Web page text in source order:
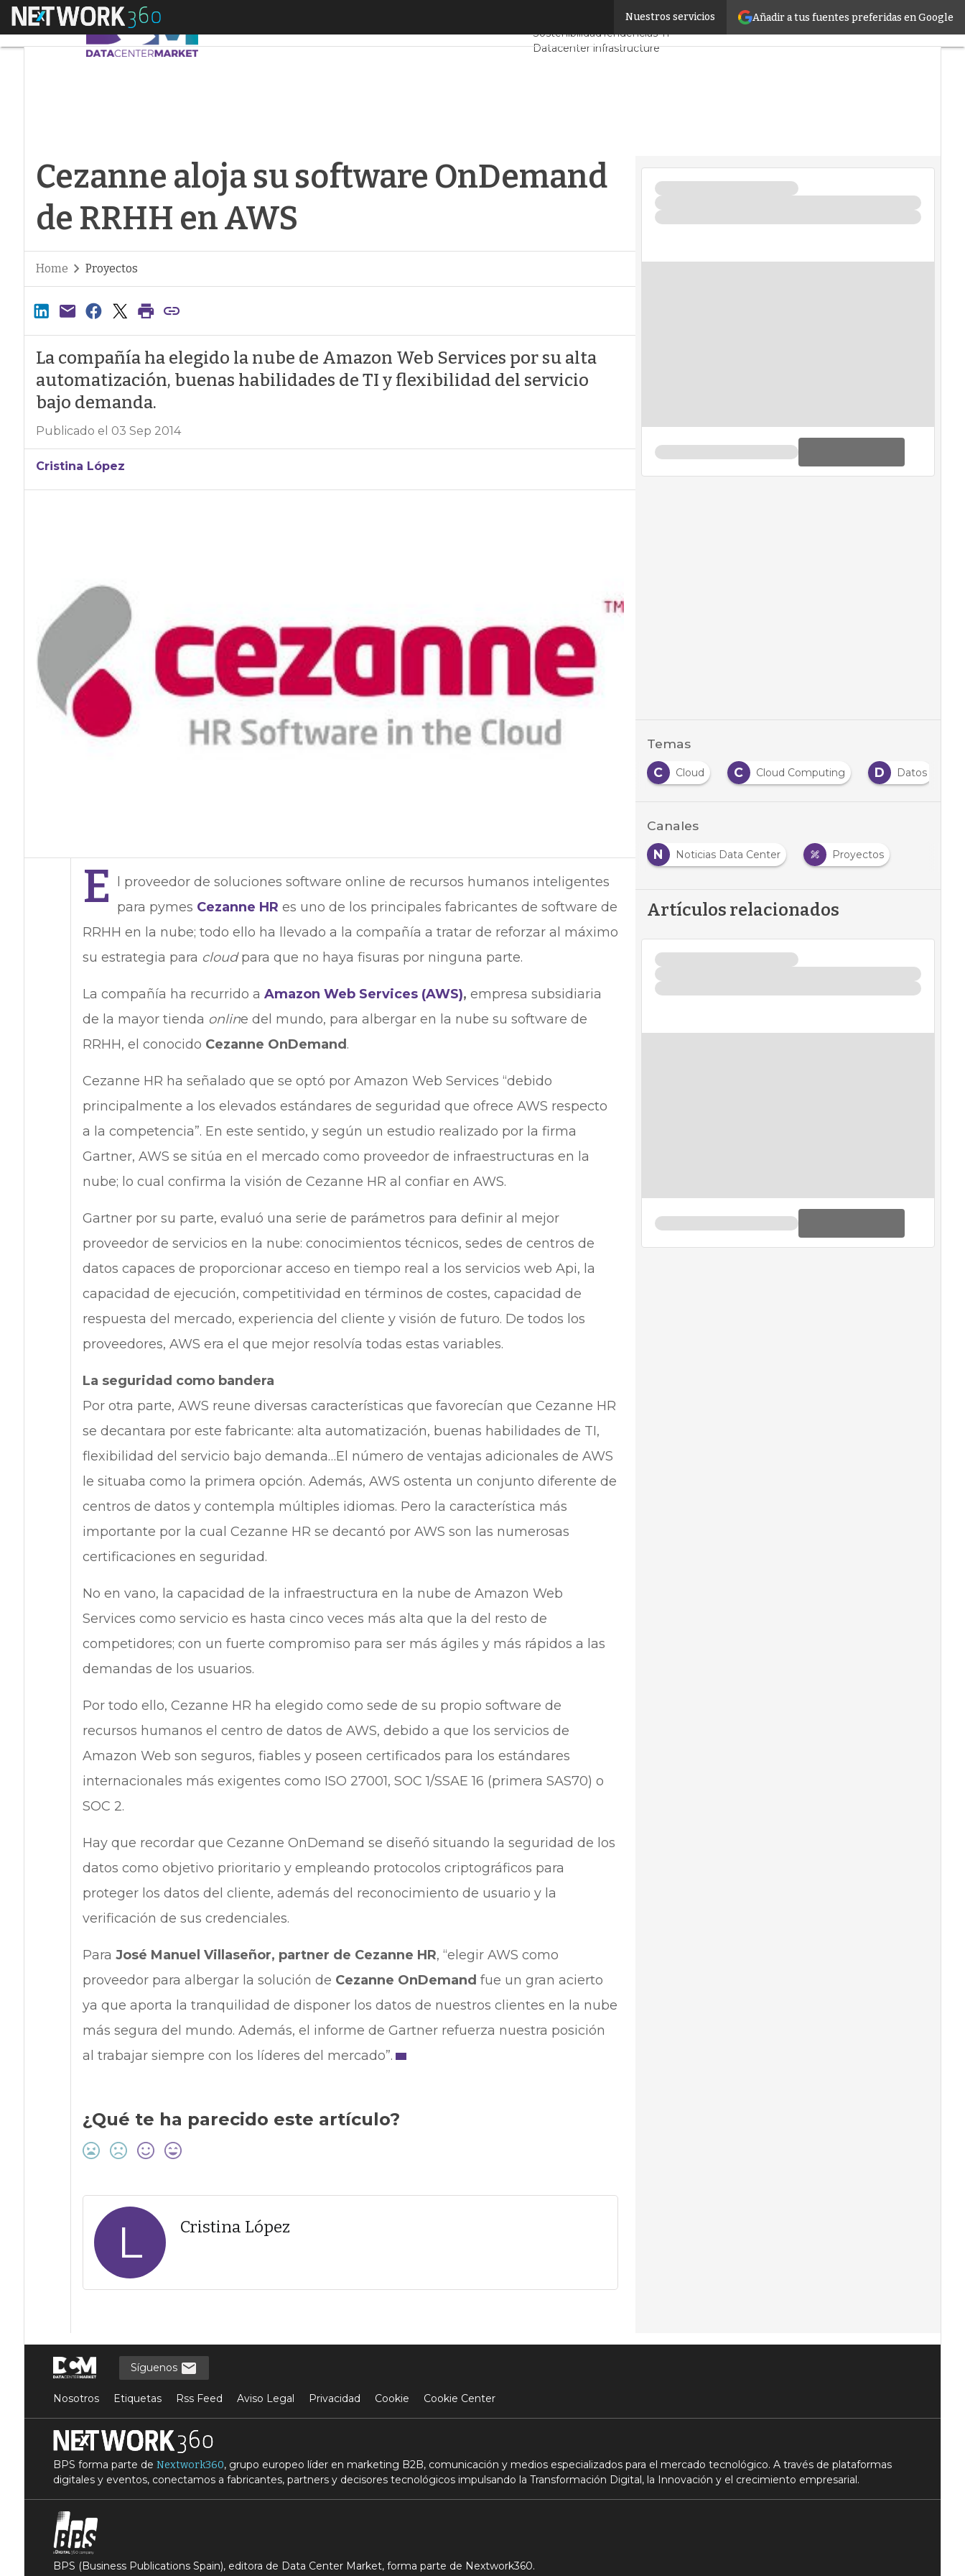
Añadir a tus fuentes preferidas en Google
Nuestros servicios
Menú Servidores CPD y MercadoProyectos
SostenibilidadTendencias TI
Datacenter infrastructure
Cezanne aloja su software OnDemand
de RRHH en AWS
Home Proyectos
La compañía ha elegido la nube de Amazon Web Services por su alta
automatización, buenas habilidades de TI y flexibilidad del servicio
bajo demanda.
Publicado el 03 Sep 2014
Cristina López
E
l proveedor de soluciones software online de recursos humanos inteligentes
para pymes Cezanne HR es uno de los principales fabricantes de software de
RRHH en la nube; todo ello ha llevado a la compañía a tratar de reforzar al máximo
su estrategia para cloudpara que no haya fisuras por ninguna parte.
La compañía ha recurrido a Amazon Web Services (AWS), empresa subsidiaria
de la mayor tienda online del mundo, para albergar en la nube su software de
RRHH, el conocido Cezanne OnDemand .
Cezanne HR ha señalado que se optó por Amazon Web Services “debido
principalmente a los elevados estándares de seguridad que ofrece AWS respecto
a la competencia”. En este sentido, y según un estudio realizado por la firma
Gartner, AWS se sitúa en el mercado como proveedor de infraestructuras en la
nube; lo cual confirma la visión de Cezanne HR al confiar en AWS.
Gartner por su parte, evaluó una serie de parámetros para definir al mejor
proveedor de servicios en la nube: conocimientos técnicos, sedes de centros de
datos capaces de proporcionar acceso en tiempo real a los servicios web Api, la
capacidad de ejecución, competitividad en términos de costes, capacidad de
respuesta del mercado, experiencia del cliente y visión de futuro. De todos los
proveedores, AWS era el que mejor resolvía todas estas variables.
La seguridad como bandera
Por otra parte, AWS reune diversas características que favorecían que Cezanne HR
se decantara por este fabricante: alta automatización, buenas habilidades de TI,
flexibilidad del servicio bajo demanda…El número de ventajas adicionales de AWS
le situaba como la primera opción. Además, AWS ostenta un conjunto diferente de
centros de datos y contempla múltiples idiomas. Pero la característica más
importante por la cual Cezanne HR se decantó por AWS son las numerosas
certificaciones en seguridad.
No en vano, la capacidad de la infraestructura en la nube de Amazon Web
Services como servicio es hasta cinco veces más alta que la del resto de
competidores; con un fuerte compromiso para ser más ágiles y más rápidos a las
demandas de los usuarios.
Por todo ello, Cezanne HR ha elegido como sede de su propio software de
recursos humanos el centro de datos de AWS, debido a que los servicios de
Amazon Web son seguros, fiables y poseen certificados para los estándares
internacionales más exigentes como ISO 27001, SOC 1/SSAE 16 (primera SAS70) o
SOC 2.
Hay que recordar que Cezanne OnDemand se diseñó situando la seguridad de los
datos como objetivo prioritario y empleando protocolos criptográficos para
proteger los datos del cliente, además del reconocimiento de usuario y la
verificación de sus credenciales.
Para José Manuel Villaseñor, partner de Cezanne HR, “elegir AWS como
proveedor para albergar la solución de Cezanne OnDemand fue un gran acierto
ya que aporta la tranquilidad de disponer los datos de nuestros clientes en la nube
más segura del mundo. Además, el informe de Gartner refuerza nuestra posición
al trabajar siempre con los líderes del mercado”.
¿Qué te ha parecido este artículo?
L Cristina López
Temas
C Cloud C Cloud Computing D Datos
Canales
N
Noticias Data Center Proyectos
Artículos relacionados
Síguenos
Nosotros Etiquetas Rss Feed Aviso Legal Privacidad Cookie Cookie Center
BPS forma parte de Nextwork360, grupo europeo líder en marketing B2B, comunicación y medios especializados para el mercado tecnológico. A través de plataformas
digitales y eventos, conectamos a fabricantes, partners y decisores tecnológicos impulsando la Transformación Digital, la Innovación y el crecimiento empresarial.
BPS (Business Publications Spain), editora de Data Center Market, forma parte de Nextwork360.